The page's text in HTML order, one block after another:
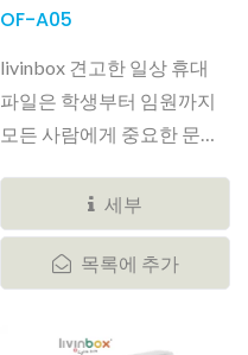
OF-A05
livinbox 견고한 일상 휴대
파일은 학생부터 임원까지
모든 사람에게 중요한 문서
세부
목록에 추가